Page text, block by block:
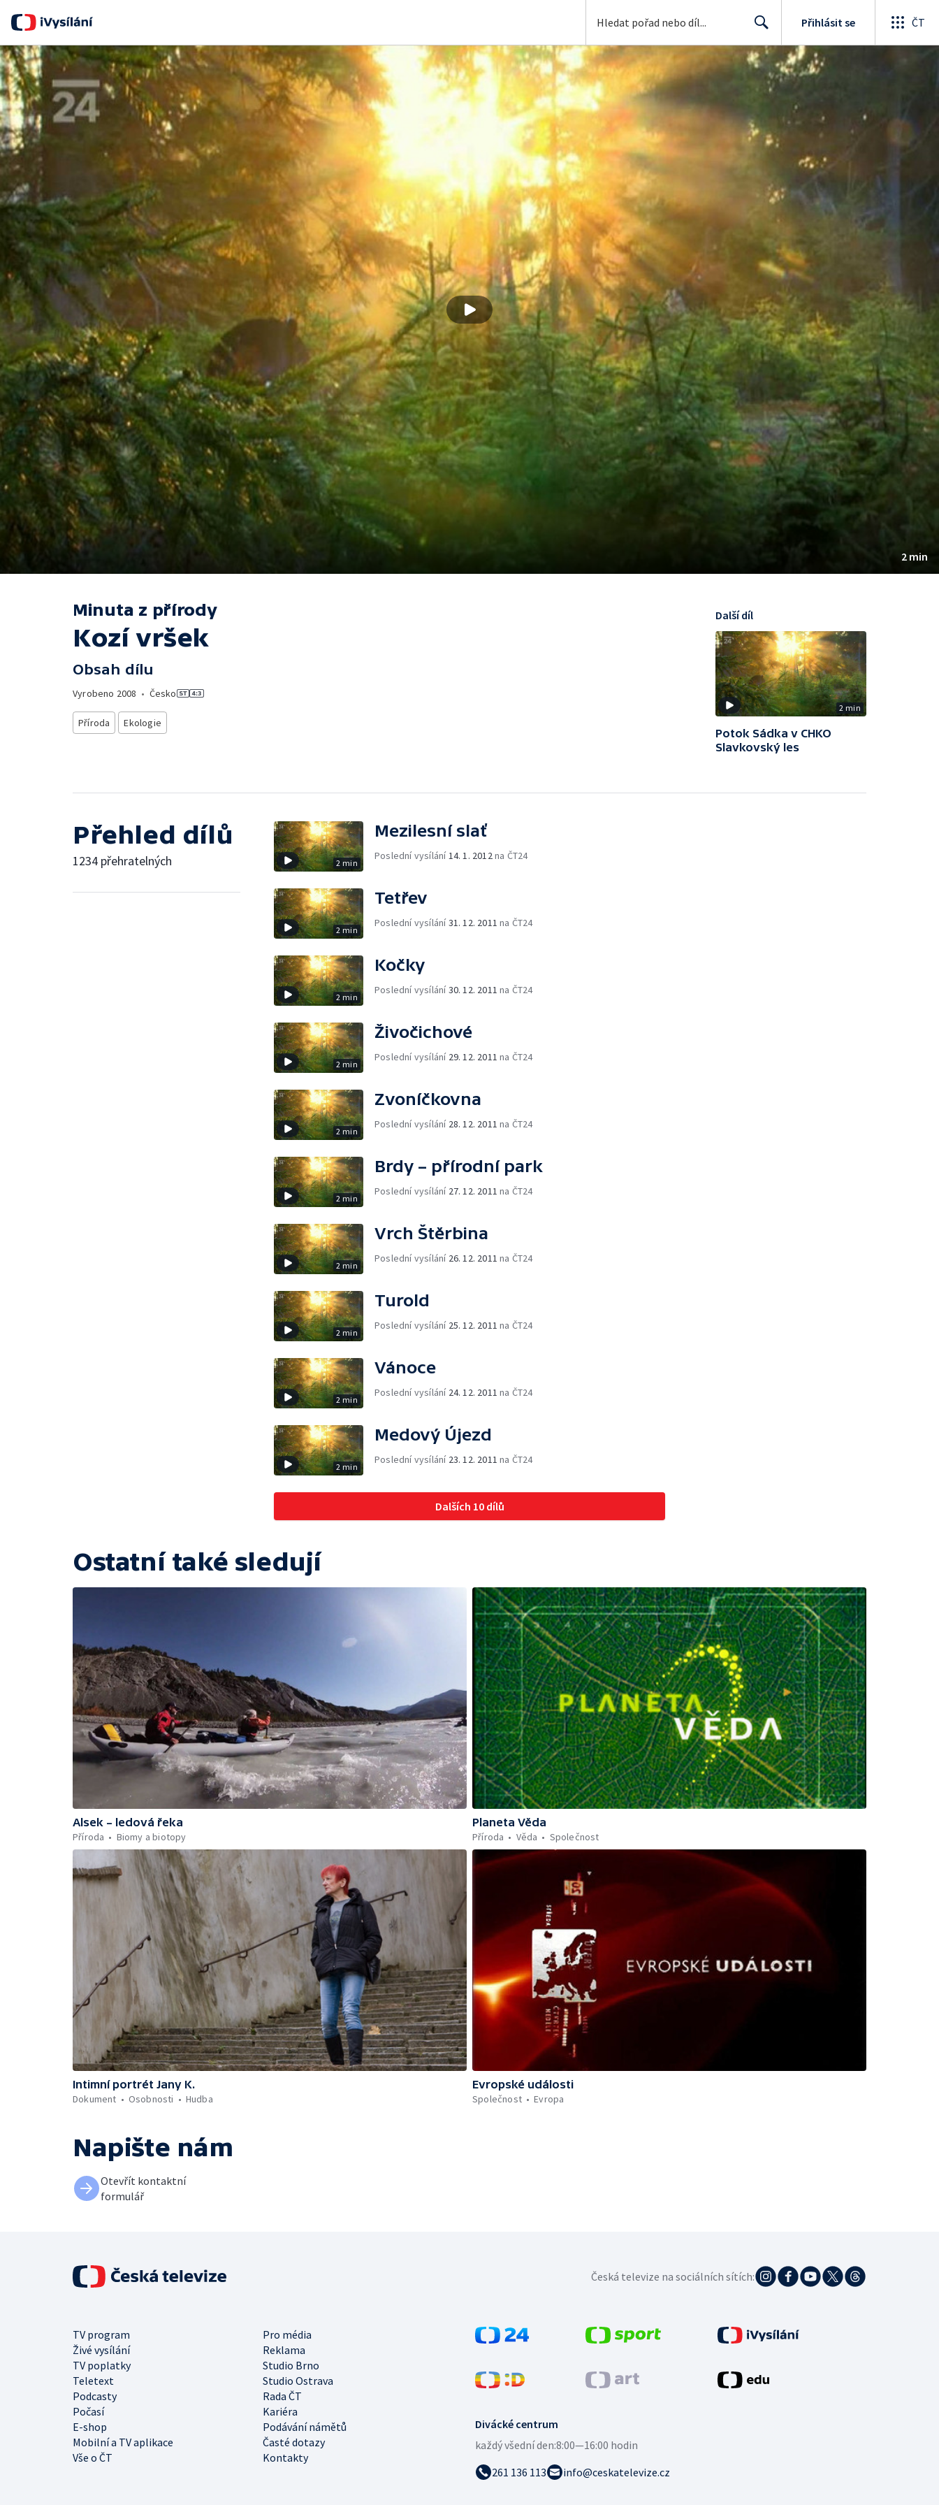
Search
Přihlásit se ČT
2 min
Minuta z přírody
Kozí vršek
Obsah dílu
Vyrobeno 2008 • Česko
Příroda Ekologie
2 min
Další díl
Potok Sádka v CHKO
Slavkovský les
Přehled dílů
1234 přehratelných 2 min
Mezilesní slať
Poslední vysílání 14. 1. 2012 na ČT24
2 min
Tetřev
Poslední vysílání31. 12. 2011 na ČT24
2 min
Kočky
Poslední vysílání30. 12. 2011 na ČT24
2 min
Živočichové
Poslední vysílání 29. 12. 2011 na ČT24
2 min
Zvoníčkovna
Poslední vysílání 28. 12. 2011 na ČT24
2 min
Brdy – přírodní park
Poslední vysílání 27. 12. 2011 na ČT24
2 min
Vrch Štěrbina
Poslední vysílání 26. 12. 2011 na ČT24
2 min
Turold
Poslední vysílání 25. 12. 2011 na ČT24
2 min
Vánoce
Poslední vysílání 24. 12. 2011 na ČT24
2 min
Medový Újezd
Poslední vysílání 23. 12. 2011 na ČT24
Dalších 10 dílů
Ostatní také sledují
Alsek – ledová řeka
Příroda
Biomy a biotopy
Planeta Věda
Příroda
Věda Společnost
Intimní portrét Jany K.
Dokument
Osobnosti Hudba
Evropské události
Společnost
Evropa
Napište nám
Otevřít kontaktní
formulář
Divácké centrum
každý všední den:8:00—16:00 hodin
261 136 113
info@ceskatelevize.cz
TV program
Pro média
Živé vysílání
Reklama
TV poplatky
Studio Brno
Teletext
Studio Ostrava
Podcasty
Rada ČT
Počasí
Kariéra
E-shop
Podávání námětů
Mobilní a TV aplikace
Časté dotazy
Vše o ČT
Kontakty
Česká televize na sociálních sítích: